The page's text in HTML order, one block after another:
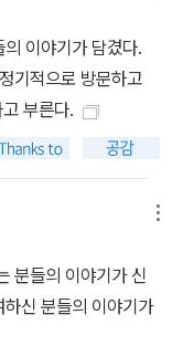
이야기가 담겼다.
기적으로 방문하고
고 부른다.
분들의 이야기가 신
신 분들의 이야기가